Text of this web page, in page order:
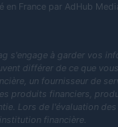
France par AdHub
s'engage à garder vos
différer de ce que
un fournisseur de
produits financiers,
Lors de l'évaluation
financière.